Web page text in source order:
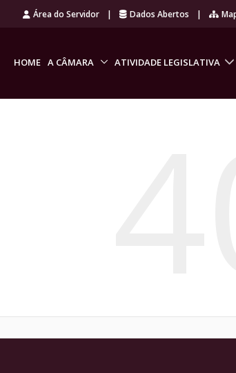
Área do Servidor | Dados Abertos |
HOME A CÂMARA ATIVIDADE LEGISLATIVA